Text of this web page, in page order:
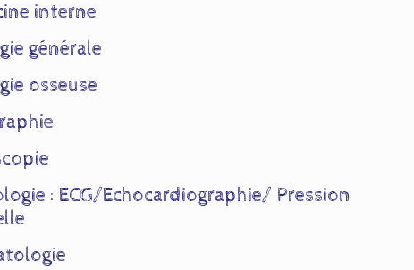
interne
générale
osseuse
: ECG/Echocardiographie/ Pression